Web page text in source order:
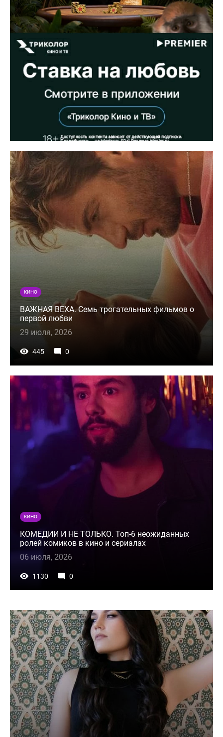
КИНО
ВАЖНАЯ ВЕХА. Семь трогательных фильмов о
первой любви
29 июля, 2026
445 0
КИНО
КОМЕДИИ И НЕ ТОЛЬКО. Топ-6 неожиданных
ролей комиков в кино и сериалах
06 июля, 2026
1130 0